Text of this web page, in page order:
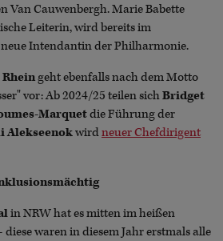
Van Cauwenbergh. Marie Babette
Leiterin, wird bereits im
Intendantin der Philharmonie.
Rheingeht ebenfalls nach dem Motto
vor: Ab 2024/25 teilen sichBridget
Marquetdie Führung der
Alekseenokwirdneuer Chefdirigent
in NRW hat es mitten im heißen
diese waren in diesem Jahr erstmals alle